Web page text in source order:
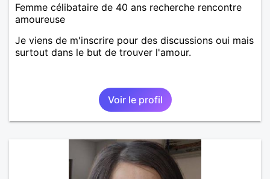
Femme célibataire de 40 ans recherche rencontre
amoureuse
Je viens de m'inscrire pour des discussions oui mais
surtout dans le but de trouver l'amour.
Voir le profil